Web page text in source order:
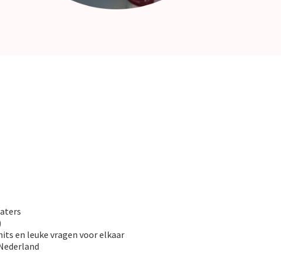
en leuke vragen voor elkaar